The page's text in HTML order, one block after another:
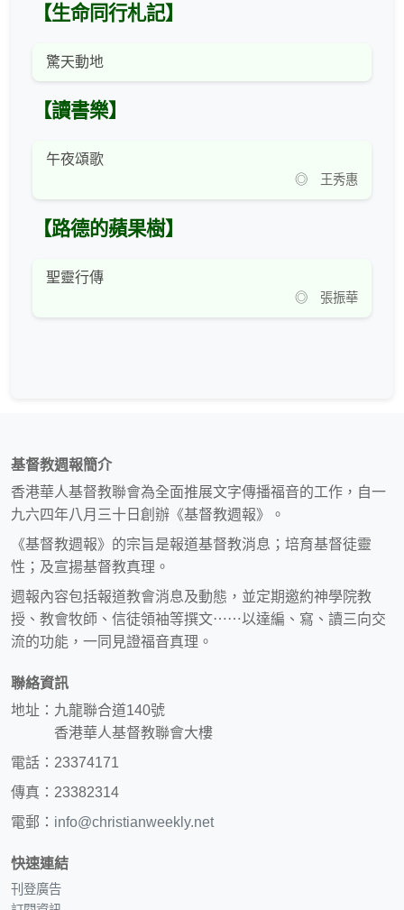
【生命同行札記】
驚天動地
【讀書樂】
午夜頌歌
◎ 王秀惠
【路德的蘋果樹】
聖靈行傳
◎ 張振華
基督教週報簡介
香港華人基督教聯會為全面推展文字傳播福音的工作，自一
九六四年八月三十日創辦《基督教週報》。
《基督教週報》的宗旨是報道基督教消息；培育基督徒靈
性；及宣揚基督教真理。
週報內容包括報道教會消息及動態，並定期邀約神學院教
授、教會牧師、信徒領袖等撰文⋯⋯以達編、寫、讀三向交
流的功能，一同見證福音真理。
聯絡資訊
地址：九龍聯合道140號
香港華人基督教聯會大樓
電話：23374171
傳真：23382314
電郵： info@christianweekly.net
快速連結
刊登廣告